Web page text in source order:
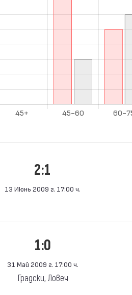
2:1
13 Июнь 2009 г. 17:00 ч.
1:0
31 Май 2009 г. 17:00 ч.
Градски, Ловеч